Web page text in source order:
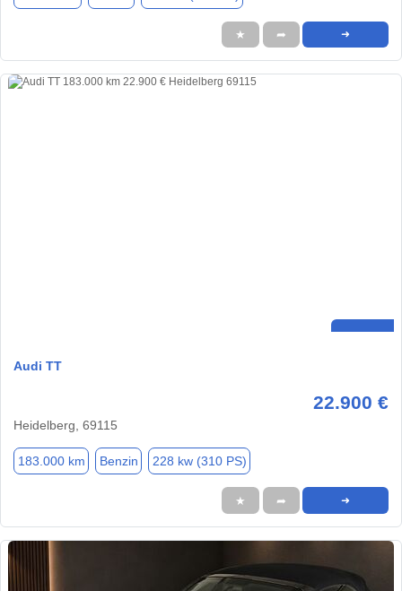
★ ➦ ➜
Audi TT
22.900 €
Heidelberg, 69115
183.000 km Benzin 228 kw (310 PS)
★ ➦ ➜